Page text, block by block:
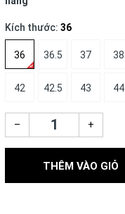
Kích thước: 36
36 36.5 37 38
42 42.5 43 44
– +
THÊM VÀO GIỎ